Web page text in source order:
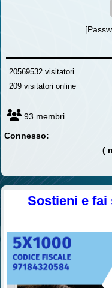
20569532 visitatori
209 visitatori online
93 membri
Connesso:
(
Sostieni e fai